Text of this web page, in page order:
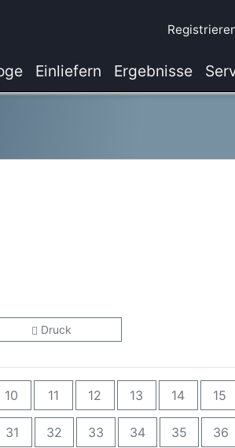
Einliefern Ergebnisse
Druck
10 11 12 13 14 15
31 32 33 34 35 36